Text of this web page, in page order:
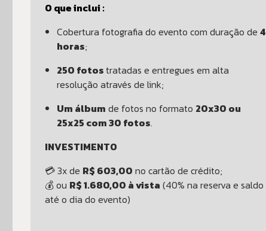
O que inclui :
Cobertura fotografia do evento com duração de4
horas;
250 fotostratadas e entregues em alta
resolução através de link;
Um álbum de fotos no formato 20x30 ou
25x25 com 30 fotos.
INVESTIMENTO
💳 3x de R$ 603,00 no cartão de crédito;
💰 ou R$ 1.680,00 à vista (40% na reserva e saldo
até o dia do evento)